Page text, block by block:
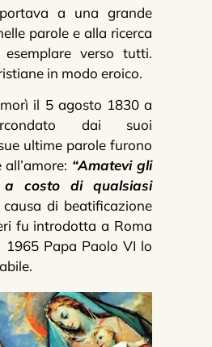
a una grande
parole e alla ricerca
verso tutti.
in modo eroico.
il 5 agosto 1830 a
dai suoi
ultime parole furono
all’amore: “Amatevi gli
costo di qualsiasi
causa di beatificazione
fu introdotta a Roma
1965 Papa Paolo VI lo